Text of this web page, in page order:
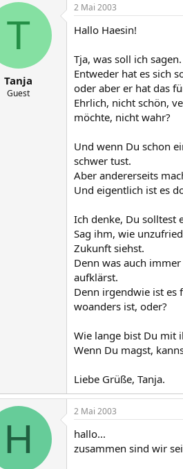
T
Tanja
Guest
2 Mai 2003
Hallo Haesin!
Tja, was soll ich
Entweder hat es sich
oder aber er hat das
Ehrlich, nicht schön,
möchte, nicht wahr?
Und wenn Du schon
schwer tust.
Aber andererseits
Und eigentlich ist es
Ich denke, Du solltest
Sag ihm, wie
Zukunft siehst.
Denn was auch
aufklärst.
Denn irgendwie ist es
woanders ist, oder?
Wie lange bist Du mit
Wenn Du magst,
Liebe Grüße, Tanja.
H
2 Mai 2003
hallo...
zusammen sind wir